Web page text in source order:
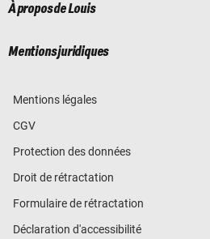
À propos de Louis
Mentions juridiques
Mentions légales
CGV
Protection des données
Droit de rétractation
Formulaire de rétractation
Déclaration d'accessibilité